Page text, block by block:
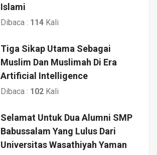
Islami
Dibaca : 114 Kali
Tiga Sikap Utama Sebagai
Muslim Dan Muslimah Di Era
Artificial Intelligence
Dibaca : 102 Kali
Selamat Untuk Dua Alumni SMP
Babussalam Yang Lulus Dari
Universitas Wasathiyah Yaman